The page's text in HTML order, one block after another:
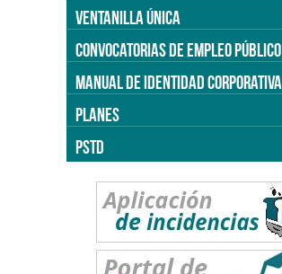
VENTANILLA ÚNICA
CONVOCATORIAS DE EMPLEO PÚBLICO
MANUAL DE IDENTIDAD CORPORATIVA
PLANES
PSTD